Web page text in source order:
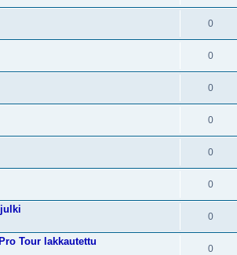
0
0
0
0
0
0
0
Tour lakkautettu
0